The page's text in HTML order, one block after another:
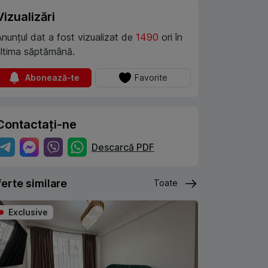
dat a fost vizualizat de 1490 ori în
săptămână.
Abonează-te Favorite
ne
Descarcă PDF
similare Toate
Exclusive